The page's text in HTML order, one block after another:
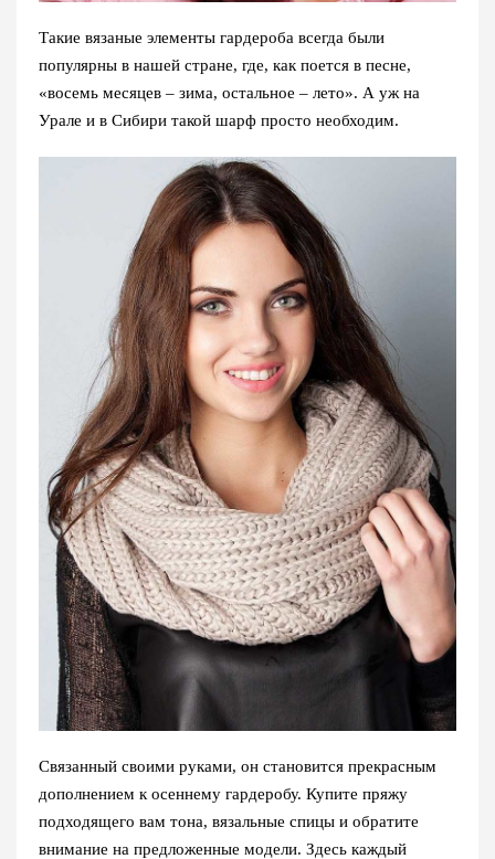
Такие вязаные элементы гардероба всегда были
популярны в нашей стране, где, как поется в песне,
«восемь месяцев – зима, остальное – лето». А уж на
Урале и в Сибири такой шарф просто необходим.
Связанный своими руками, он становится прекрасным
дополнением к осеннему гардеробу. Купите пряжу
подходящего вам тона, вязальные спицы и обратите
внимание на предложенные модели. Здесь каждый